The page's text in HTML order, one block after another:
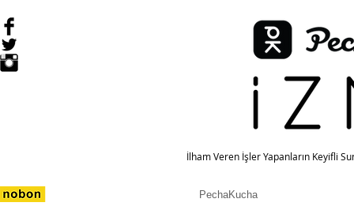
İlham Veren İşler Yapanların Keyifli
PechaKucha